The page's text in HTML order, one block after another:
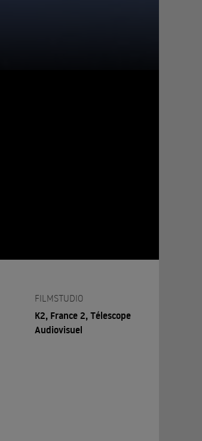
FILMSTUDIO
K2, France 2, Télescope
Audiovisuel